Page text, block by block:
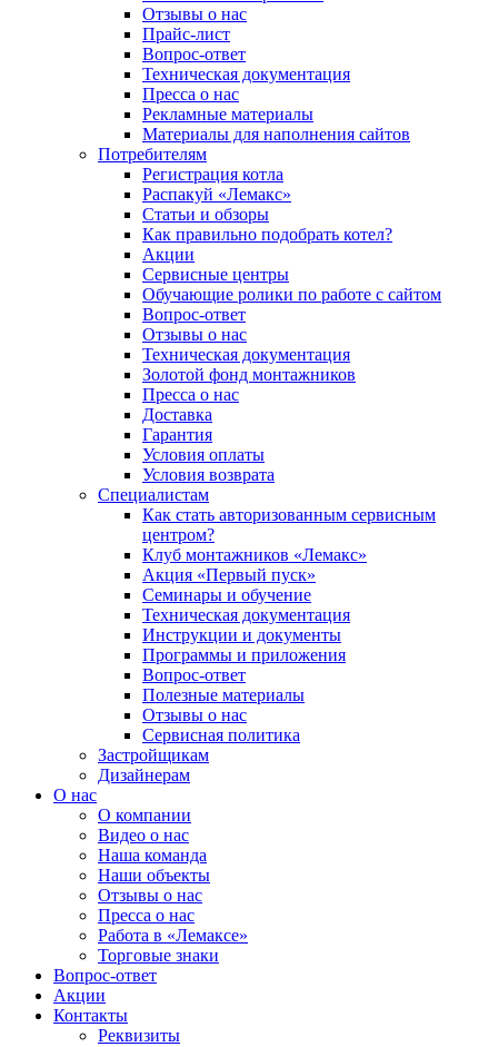
Отзывы о нас
Прайс-лист
Вопрос-ответ
Техническая документация
Пресса о нас
Рекламные материалы
Материалы для наполнения сайтов
Потребителям
Регистрация котла
Распакуй «Лемакс»
Статьи и обзоры
Как правильно подобрать котел?
Акции
Сервисные центры
Обучающие ролики по работе с сайтом
Вопрос-ответ
Отзывы о нас
Техническая документация
Золотой фонд монтажников
Пресса о нас
Доставка
Гарантия
Условия оплаты
Условия возврата
Специалистам
Как стать авторизованным сервисным
центром?
Клуб монтажников «Лемакс»
Акция «Первый пуск»
Семинары и обучение
Техническая документация
Инструкции и документы
Программы и приложения
Вопрос-ответ
Полезные материалы
Отзывы о нас
Сервисная политика
Застройщикам
Дизайнерам
О нас
О компании
Видео о нас
Наша команда
Наши объекты
Отзывы о нас
Пресса о нас
Работа в «Лемаксе»
Торговые знаки
Вопрос-ответ
Акции
Контакты
Реквизиты